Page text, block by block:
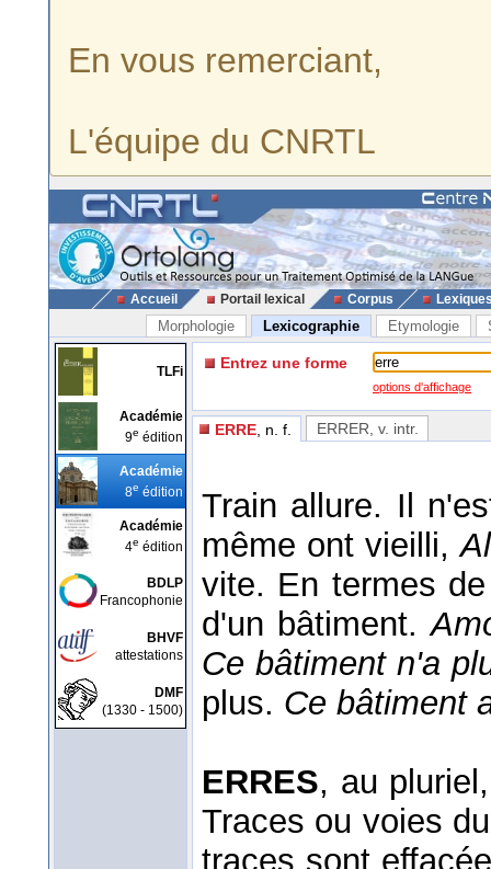
En vous remerciant,
L'équipe du CNRTL
Accueil Portail lexical Corpus
Morphologie Lexicographie Etymologie
TLFi
Académie
9e édition
Académie
8e édition
Académie
4e édition
BDLP
Francophonie
BHVF
attestations
DMF
(1330 - 1500)
Entrez une forme
options d'affichage
ERRE , n. f. ERRER , v. intr.
Train allure. Il
même ont vieilli,
vite. En termes
d'un bâtiment.
Ce bâtiment n'a
plus. Ce bâtiment
ERRES, au
Traces ou voies
traces sont